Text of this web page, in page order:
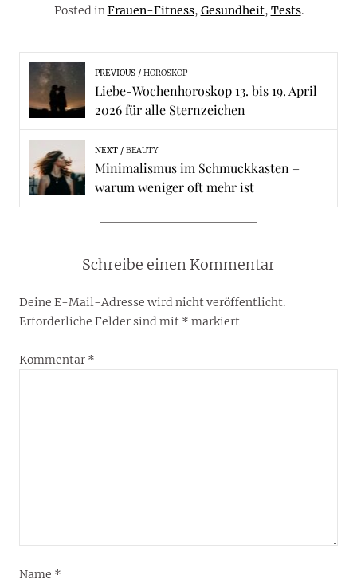
Posted inFrauen-Fitness, Gesundheit, Tests.
PREVIOUS HOROSKOP
Liebe-Wochenhoroskop 13. bis 19. April
2026 für alle Sternzeichen
NEXT BEAUTY
Minimalismus im Schmuckkasten –
warum weniger oft mehr ist
Schreibe einen Kommentar
Deine E-Mail-Adresse wird nicht veröffentlicht.
Erforderliche Felder sind mit * markiert
Kommentar *
Name *